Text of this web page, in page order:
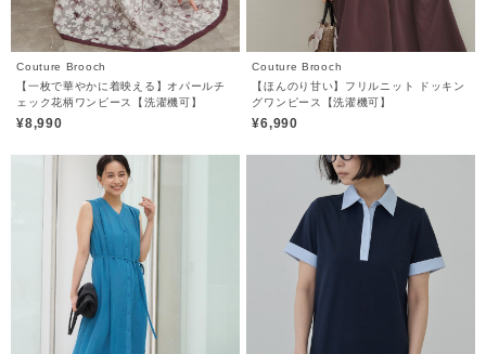
Couture Brooch
【一枚で華やかに着映える】オパールチ
ェック花柄ワンピース【洗濯機可】
¥8,990
Couture Brooch
【ほんのり甘い】フリルニット ドッキン
グワンピース【洗濯機可】
¥6,990